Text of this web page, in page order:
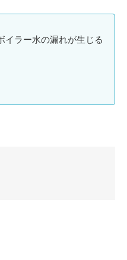
イラー水の漏れが生じる